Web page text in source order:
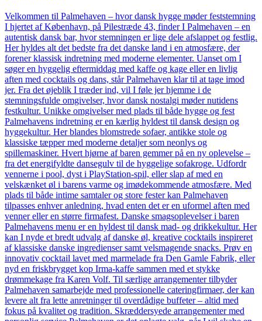
Velkommen til Palmehaven – hvor dansk hygge møder feststemning
I hjertet af København, på Pilestræde 43, finder I Palmehaven – en
autentisk dansk bar, hvor stemningen er lige dele afslappet og festlig.
Her hyldes alt det bedste fra det danske land i en atmosfære, der
forener klassisk indretning med moderne elementer. Uanset om I
søger en hyggelig eftermiddag med kaffe og kage eller en livlig
aften med cocktails og dans, står Palmehaven klar til at tage imod
jer. Fra det øjeblik I træder ind, vil I føle jer hjemme i de
stemningsfulde omgivelser, hvor dansk nostalgi møder nutidens
festkultur. Unikke omgivelser med plads til både hygge og fest
Palmehavens indretning er en kærlig hyldest til dansk design og
hyggekultur. Her blandes blomstrede sofaer, antikke stole og
klassiske tæpper med moderne detaljer som neonlys og
spillemaskiner. Hvert hjørne af baren gemmer på en ny oplevelse –
fra det energifyldte dansegulv til de hyggelige sofakroge. Udfordr
vennerne i pool, dyst i PlayStation-spil, eller slap af med en
velskænket øl i barens varme og imødekommende atmosfære. Med
plads til både intime samtaler og store fester kan Palmehaven
tilpasses enhver anledning, hvad enten det er en uformel aften med
venner eller en større firmafest. Danske smagsoplevelser i baren
Palmehavens menu er en hyldest til dansk mad- og drikkekultur. Her
kan I nyde et bredt udvalg af danske øl, kreative cocktails inspireret
af klassiske danske ingredienser samt velsmagende snacks. Prøv en
innovativ cocktail lavet med marmelade fra Den Gamle Fabrik, eller
nyd en friskbrygget kop Irma-kaffe sammen med et stykke
drømmekage fra Karen Volf. Til særlige arrangementer tilbyder
Palmehaven samarbejde med professionelle cateringfirmaer, der kan
levere alt fra lette anretninger til overdådige buffeter – altid med
fokus på kvalitet og tradition. Skræddersyede arrangementer med